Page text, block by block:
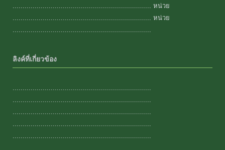
..................................................................... หน่วย
..................................................................... หน่วย
.....................................................................
ลิงค์ที่เกี่ยวข้อง
.....................................................................
.....................................................................
.....................................................................
.....................................................................
.....................................................................